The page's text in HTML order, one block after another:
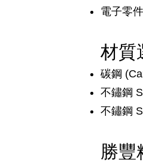
電子零
材質
碳鋼
不鏽鋼
不鏽鋼
勝豐